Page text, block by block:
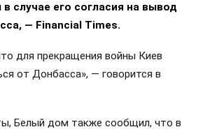
случае его согласия на вывод
— Financial Times.
для прекращения войны Киев
от Донбасса», — говорится в
Белый дом также сообщил, что в